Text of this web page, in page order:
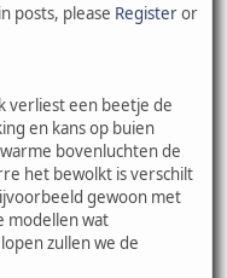
posts, please Registeror
verliest een beetje de
en kans op buien
bovenluchten de
het bewolkt is verschilt
gewoon met
modellen wat
zullen we de